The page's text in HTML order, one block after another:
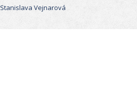
Stanislava Vejnarová